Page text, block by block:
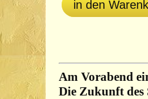
in den
Am Vorabend
Die Zukunft